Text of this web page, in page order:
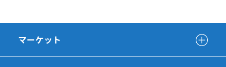
マーケット